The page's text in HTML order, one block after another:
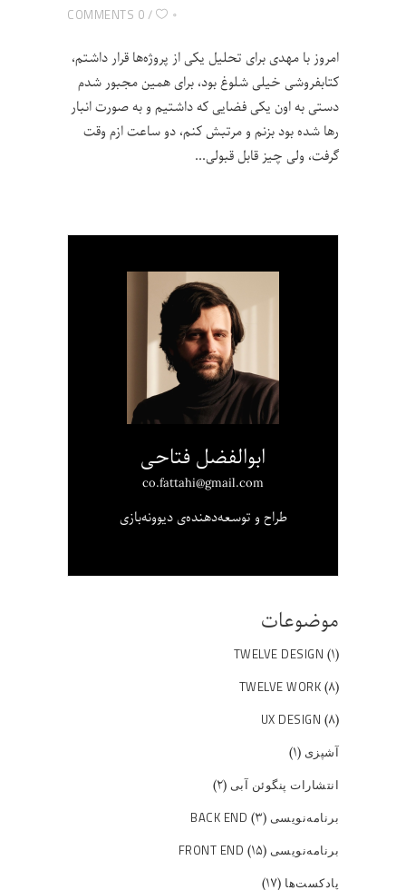
0 COMMENTS
۰
امروز با مهدی برای تحلیل یکی از پروژه‌ها قرار داشتم،
کتابفروشی خیلی شلوغ بود، برای همین مجبور شدم
دستی به اون یکی فضایی که داشتیم و به صورت انبار
رها شده بود بزنم و مرتبش کنم، دو ساعت ازم وقت
گرفت، ولی چیز قابل قبولی
ابوالفضل فتاحی
co.fattahi@gmail.com
طراح و توسعه‌دهنده‌ی دیوونه‌بازی
موضوعات
TWELVE DESIGN (۱)
TWELVE WORK (۸)
UX DESIGN (۸)
آشپزی (۱)
انتشارات پنگوئن آبی (۲)
برنامه‌نویسی BACK END (۳)
برنامه‌نویسی FRONT END (۱۵)
پادکست‌ها (۱۷)